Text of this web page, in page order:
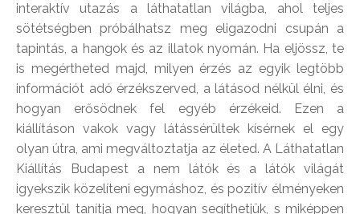
interaktív utazás a láthatatlan világba, ahol teljes
sötétségben próbálhatsz meg eligazodni csupán a
tapintás, a hangok és az illatok nyomán. Ha eljössz, te
is megértheted majd, milyen érzés az egyik legtöbb
információt adó érzékszerved, a látásod nélkül élni, és
hogyan erősödnek fel egyéb érzékeid. Ezen a
kiállításon vakok vagy látássérültek kísérnek el egy
olyan útra, ami megváltoztatja az életed. A Láthatatlan
Kiállítás Budapest a nem látók és a látók világát
igyekszik közelíteni egymáshoz, és pozitív élményeken
keresztül tanítja meg, hogyan segíthetjük, s miképpen